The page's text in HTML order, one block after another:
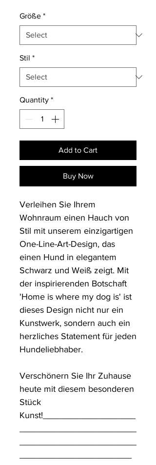
Größe *
Stil *
Quantity *
Add to Cart
Buy Now
Verleihen Sie Ihrem
Wohnraum einen Hauch von
Stil mit unserem einzigartigen
One-Line-Art-Design, das
einen Hund in elegantem
Schwarz und Weiß zeigt. Mit
der inspirierenden Botschaft
'Home is where my dog is' ist
dieses Design nicht nur ein
Kunstwerk, sondern auch ein
herzliches Statement für jeden
Hundeliebhaber.
Verschönern Sie Ihr Zuhause
heute mit diesem besonderen
Stück
Kunst!___________________